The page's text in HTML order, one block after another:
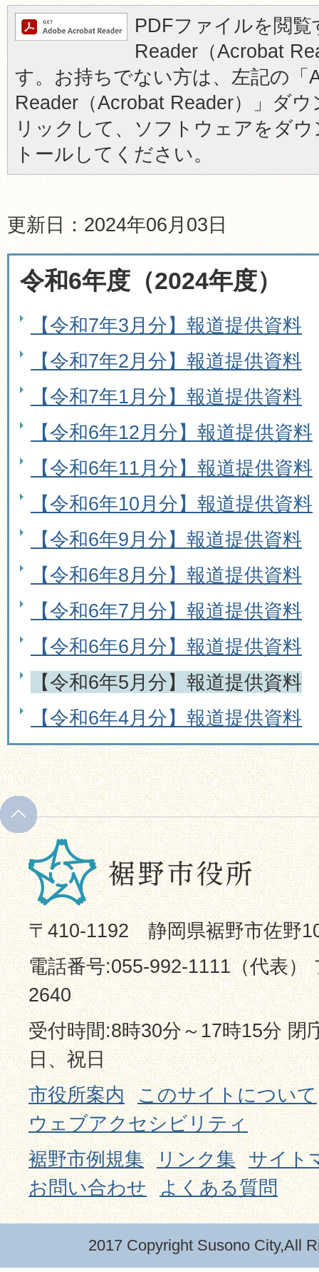
PDFファイルを閲
Reader（Acrobat
す。お持ちでない方は、左記の「
Reader（Acrobat Reader）」ダ
リックして、ソフトウェアをダ
トールしてください。
更新日：2024年06月03日
令和6年度（2024年度）
【令和7年3月分】報道提供資料
【令和7年2月分】報道提供資料
【令和7年1月分】報道提供資料
【令和6年12月分】報道提供資料
【令和6年11月分】報道提供資料
【令和6年10月分】報道提供資料
【令和6年9月分】報道提供資料
【令和6年8月分】報道提供資料
【令和6年7月分】報道提供資料
【令和6年6月分】報道提供資料
【令和6年5月分】報道提供資料
【令和6年4月分】報道提供資料
〒410-1192 静岡県裾野市佐野
電話番号:055-992-1111（代表）
2640
受付時間:8時30分～17時15分 閉
日、祝日
市役所案内
このサイトについて
ウェブアクセシビリティ
裾野市例規集
リンク集
サイト
お問い合わせ
よくある質問
2017 Copyright Susono City,All